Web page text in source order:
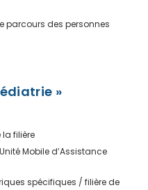
parcours des personnes
»
filière
Mobile d’Assistance
spécifiques / filière de